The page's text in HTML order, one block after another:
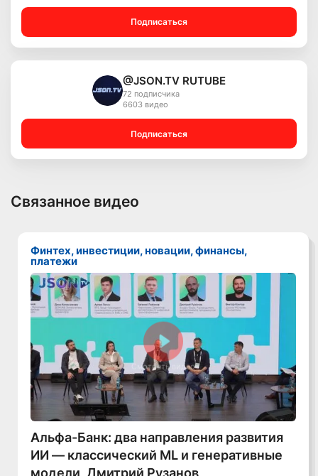
Подписаться
@JSON.TV RUTUBE
72 подписчика
6603 видео
Подписаться
Связанное видео
Финтех, инвестиции, новации, финансы,
платежи
Смотреть видео
Альфа-Банк: два направления развития
ИИ — классический ML и генеративные
модели, Дмитрий Рузанов